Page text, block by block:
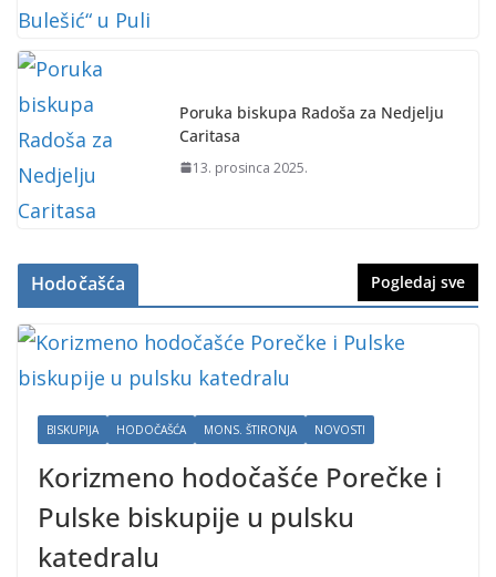
Poruka biskupa Radoša za Nedjelju
Caritasa
13. prosinca 2025.
Hodočašća Pogledaj sve
BISKUPIJA HODOČAŠĆA MONS. ŠTIRONJA NOVOSTI
Korizmeno hodočašće Porečke i
Pulske biskupije u pulsku
katedralu